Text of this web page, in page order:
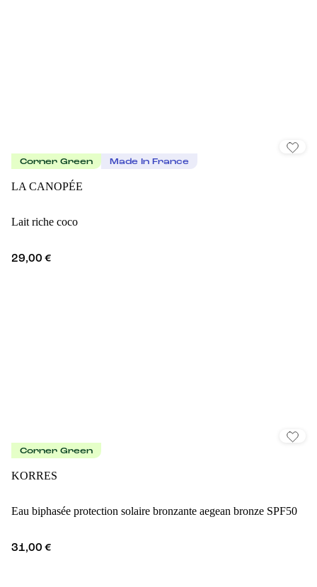
Corner Green Made In France
LA CANOPÉE
Lait riche coco
29,00 €
Corner Green
KORRES
Eau biphasée protection solaire bronzante aegean bronze SPF50
31,00 €